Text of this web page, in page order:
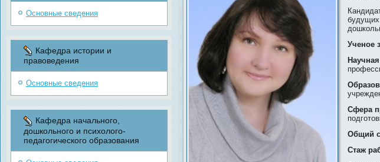
Основные сведения
Кафедра истории и
правоведения
Основные сведения
Кафедра начального,
дошкольного и психолого-
педагогического образования
будущих
Ученое
Сфера
Общий
Стаж